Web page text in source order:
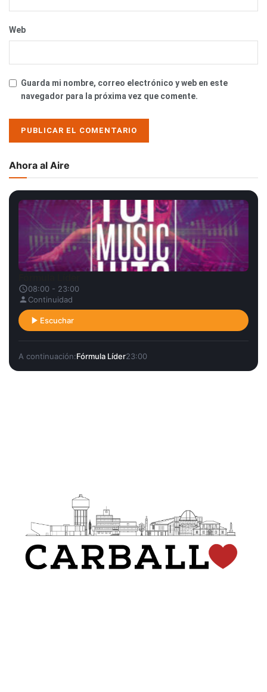
Web
Guarda mi nombre, correo electrónico y web en este
navegador para la próxima vez que comente.
Ahora al Aire
08:00 - 23:00
Continuidad
Escuchar
A continuación:Fórmula Líder23:00